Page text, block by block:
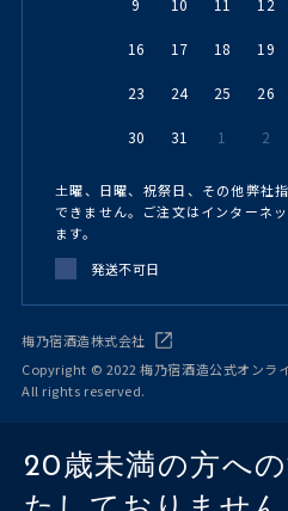
9 10 11 12
16 17 18 19
23 24 25 26
30 31 1 2
土曜、日曜、祝祭日、その他弊社
できません。ご注文はインターネ
ます。
発送不可日
梅乃宿酒造株式会社
Copyright © 2022 梅乃宿酒造公式オンラ
All rights reserved.
20歳未満の方へ